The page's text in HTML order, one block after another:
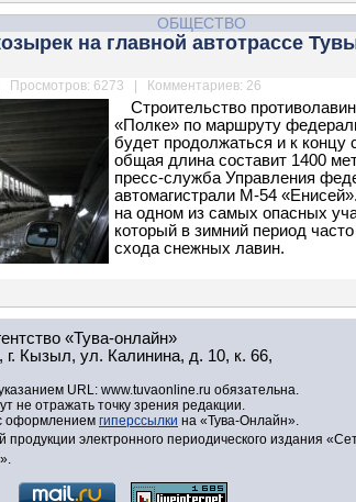
ОБЩЕСТВО
на главной автотрассе
Просмотров: 6273 | Комментариев: 26
Строительство
«Полке» по маршруту
будет продолжаться и к концу
общая длина составит 1400
пресс-служба Управления
автомагистрали М-54
на одном из самых опасных
который в зимний период
схода снежных лавин.
«Тува-онлайн»
Кызыл, ул. Калинина, д. 10, к. 66,
URL: www.tuvaonline.ru обязательна.
не отражать точку зрения редакции.
оформлением гиперссылки на «Тува-Онлайн».
электронного периодического издания